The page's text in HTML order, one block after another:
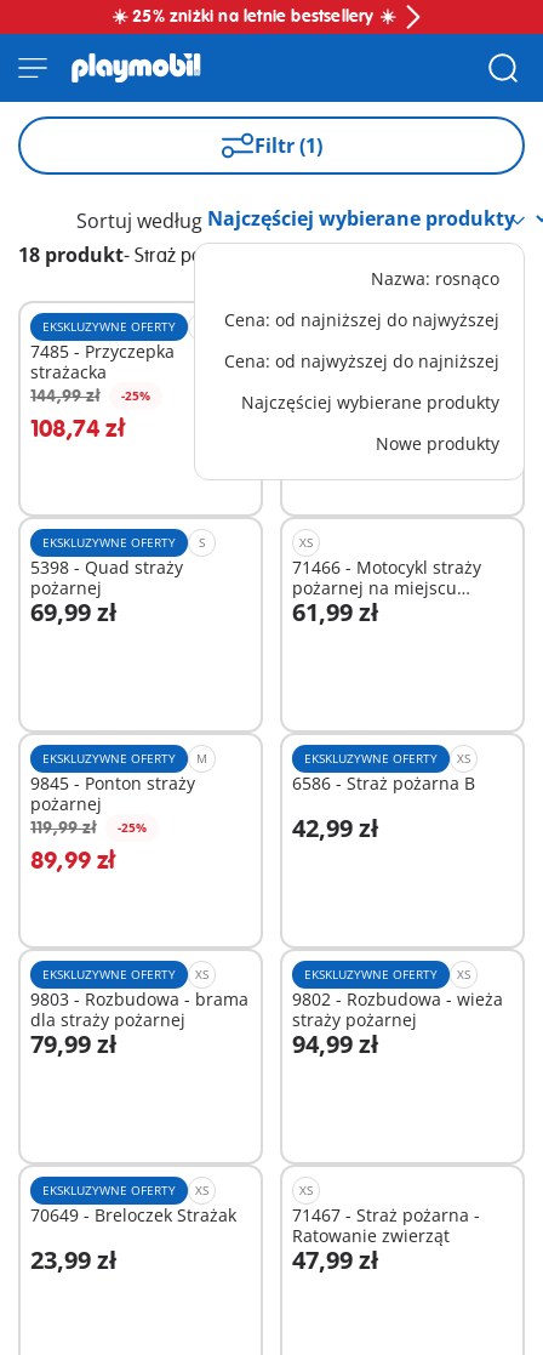
☀️ 25% zniżki na letnie bestsellery ☀️
Filtr (1)
18 produkt- Straż pożarna
Sortuj według
Nazwa: rosnąco
Cena: od najniższej do najwyższej
Cena: od najwyższej do najniższej
Najczęściej wybierane produkty
Nowe produkty
EKSKLUZYWNE OFERTY
7485 - Przyczepka
strażacka
144,99 zł -25%
108,74 zł
Dodaj do koszyka
L
71463 - Samolot straży
pożarnej z funkcją
gaszenia pożaru
189,99 zł -25%
Dodaj do koszyka
EKSKLUZYWNE OFERTY S
5398 - Quad straży
pożarnej
69,99 zł
Dodaj do koszyka
XS
71466 - Motocykl straży
pożarnej na miejscu
wypadku
61,99 zł
Dodaj do koszyka
EKSKLUZYWNE OFERTY M
9845 - Ponton straży
pożarnej
119,99 zł -25%
89,99 zł
Dodaj do koszyka
EKSKLUZYWNE OFERTY XS
6586 - Straż pożarna B
42,99 zł
Dodaj do koszyka
EKSKLUZYWNE OFERTY XS
9803 - Rozbudowa - brama
dla straży pożarnej
79,99 zł
Dodaj do koszyka
EKSKLUZYWNE OFERTY XS
9802 - Rozbudowa - wieża
straży pożarnej
94,99 zł
Dodaj do koszyka
EKSKLUZYWNE OFERTY XS
70649 - Breloczek Strażak
23,99 zł
Dodaj do koszyka
XS
71467 - Straż pożarna -
Ratowanie zwierząt
47,99 zł
Dodaj do koszyka